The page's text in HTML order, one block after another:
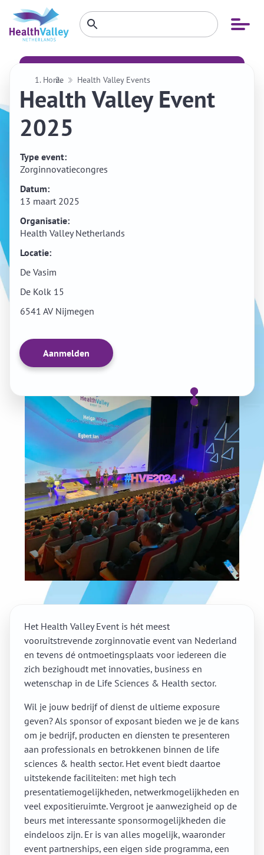
Open
menu
Zoeken
binnenZoeken
Home Health Valley Events
Health Valley Event
2025
Type event:
Zorginnovatiecongres
Datum:
13 maart 2025
Organisatie:
Health Valley Netherlands
Locatie:
De Vasim
De Kolk 15
6541 AV Nijmegen
Aanmelden
Het Health Valley Event is hét meest
vooruitstrevende zorginnovatie event van Nederland
en tevens dé ontmoetingsplaats voor iedereen die
zich bezighoudt met innovaties, business en
wetenschap in de Life Sciences & Health sector.
Wil je jouw bedrijf of dienst de ultieme exposure
geven? Als sponsor of exposant bieden we je de kans
om je bedrijf, producten en diensten te presenteren
aan professionals en betrokkenen binnen de life
sciences & health sector. Het event biedt daartoe
uitstekende faciliteiten: met high tech
presentatiemogelijkheden, netwerkmogelijkheden en
veel expositieruimte. Vergroot je aanwezigheid op de
beurs met interessante sponsormogelijkheden die
eindeloos zijn. Er is van alles mogelijk, waaronder
event partnerships, een eigen side programma, een